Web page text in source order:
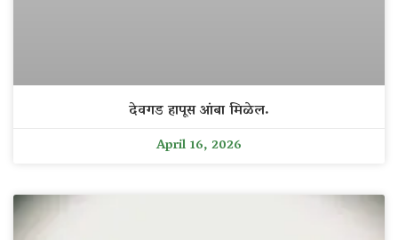
देवगड हापूस आंबा मिळेल.
April 16, 2026